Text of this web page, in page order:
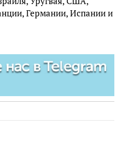
Германии, Испании и